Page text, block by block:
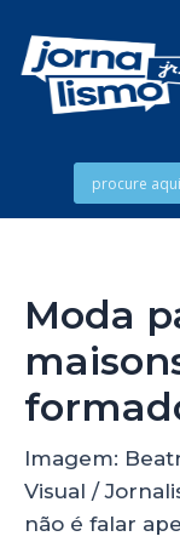
Moda
Imagem:
Visual /
não é falar